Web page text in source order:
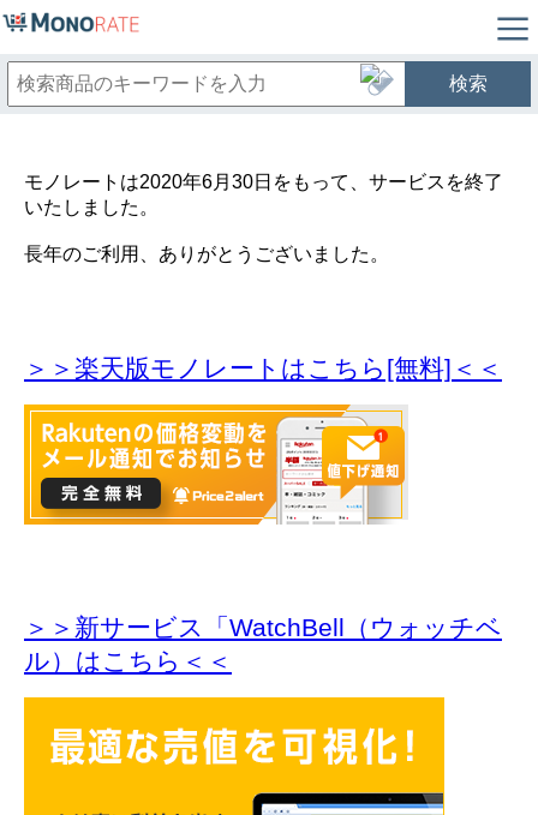
検索
モノレートは2020年6月30日をもって、サービスを終了
いたしました。
長年のご利用、ありがとうございました。
＞＞楽天版モノレートはこちら[無料]＜＜
＞＞新サービス「WatchBell（ウォッチベ
ル）はこちら＜＜